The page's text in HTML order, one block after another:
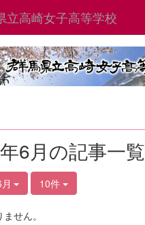
立高崎女子高等学校
6月の記事一覧
10件
せん。